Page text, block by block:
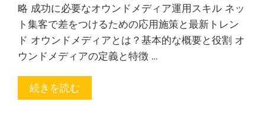
略 成功に必要なオウンドメディア運用スキル ネッ
ト集客で差をつけるための応用施策と最新トレン
ド オウンドメディアとは？基本的な概要と役割 オ
ウンドメディアの定義と特徴 …
続きを読む